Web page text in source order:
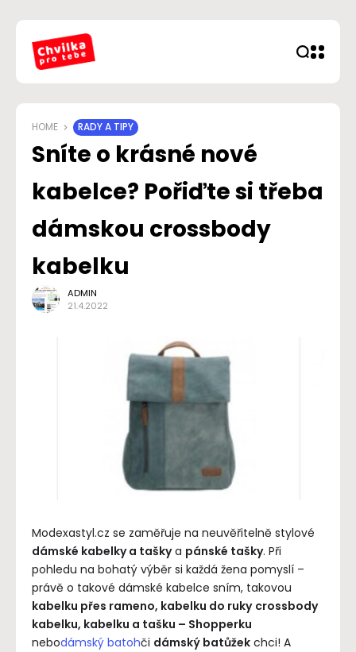
HOME RADY A TIPY
Sníte o krásné nové
kabelce? Pořiďte si třeba
dámskou crossbody
kabelku
ADMIN
21.4.2022
Modexastyl.cz se zaměřuje na neuvěřitelně stylové
dámské kabelky a taškya pánské tašky. Při
pohledu na bohatý výběr si každá žena pomyslí –
právě o takové dámské kabelce sním, takovou
kabelku přes rameno, kabelku do ruky crossbody
kabelku, kabelku a tašku – Shopperku
nebodámský batohči dámský batůžek chci! A